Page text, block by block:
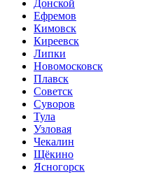
Донской
Ефремов
Кимовск
Киреевск
Липки
Новомосковск
Плавск
Советск
Суворов
Тула
Узловая
Чекалин
Щёкино
Ясногорск